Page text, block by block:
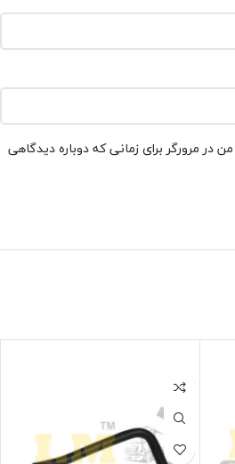
در مرورگر برای زمانی که دوباره دیدگاهی